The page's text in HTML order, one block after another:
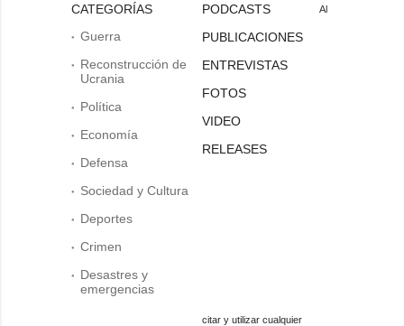
CATEGORÍAS
Guerra
Reconstrucción de
Ucrania
Política
Economía
Defensa
Sociedad y Cultura
Deportes
Crimen
Desastres y
emergencias
PODCASTS
PUBLICACIONES
ENTREVISTAS
FOTOS
VIDEO
RELEASES
Al
citar y utilizar cualquier